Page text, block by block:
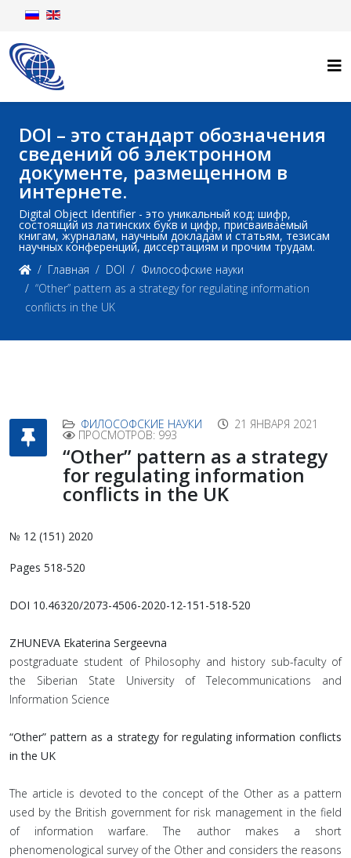
DOI – это стандарт обозначения
сведений об электронном
документе, размещенном в
интернете.
Digital Object Identifier - это уникальный код: шифр,
состоящий из латинских букв и цифр, присваиваемый
книгам, журналам, научным докладам и статьям, тезисам
научных конференций, диссертациям и прочим трудам.
Главная
DOI
Философские науки
“Other” pattern as a strategy for regulating information
conflicts in the UK
ФИЛОСОФСКИЕ НАУКИ 21 ЯНВАРЯ 2021
ПРОСМОТРОВ: 993
“Other” pattern as a strategy
for regulating information
conflicts in the UK
№ 12 (151) 2020
Pages 518-520
DOI 10.46320/2073-4506-2020-12-151-518-520
ZHUNEVA Ekaterina Sergeevna
postgraduate student of Philosophy and history sub-faculty of
the Siberian State University of Telecommunications and
Information Science
“Other” pattern as a strategy for regulating information conflicts
in the UK
Тhe article is devoted to the concept of the Other as a pattern
used by the British government for risk management in the field
of information warfare. The author makes a short
phenomenological survey of the Other and considers the reasons